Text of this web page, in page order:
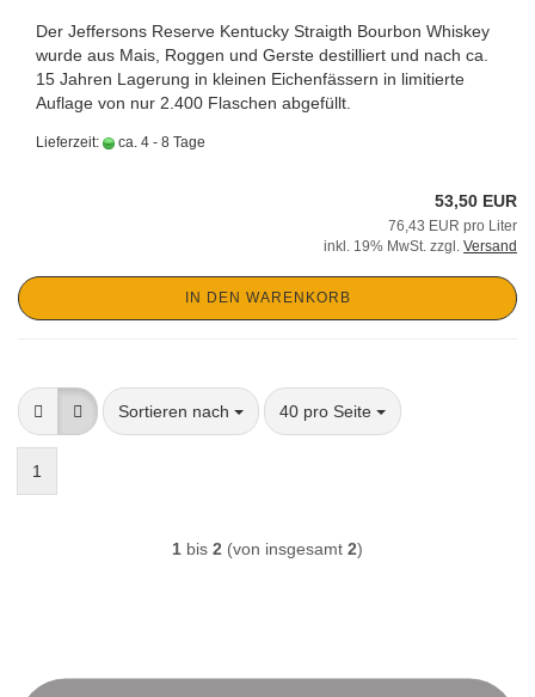
Der Jeffersons Reserve Kentucky Straigth Bourbon Whiskey
wurde aus Mais, Roggen und Gerste destilliert und nach ca.
15 Jahren Lagerung in kleinen Eichenfässern in limitierte
Auflage von nur 2.400 Flaschen abgefüllt.
Lieferzeit: ca. 4 - 8 Tage
53,50 EUR
76,43 EUR pro Liter
inkl. 19% MwSt. zzgl. Versand
IN DEN WARENKORB
Sortieren nach
Sortieren nach 40 pro Seite
pro Seite
1
1 bis 2 (von insgesamt 2)